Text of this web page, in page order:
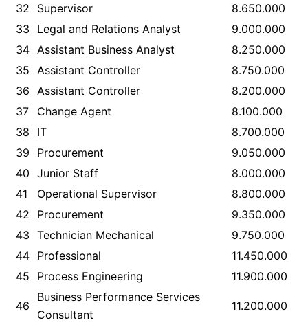
32
Supervisor
8.650.000
33
Legal and Relations Analyst
9.000.000
34 Assistant Business Analyst
8.250.000
35
Assistant Controller
8.750.000
36
Assistant Controller
8.200.000
37
Change Agent
8.100.000
38
IT
8.700.000
39
Procurement
9.050.000
40 Junior Staff
8.000.000
41
Operational Supervisor
8.800.000
42
Procurement
9.350.000
43 Technician Mechanical
9.750.000
44 Professional
11.450.000
45
Process Engineering 11.900.000
46
Business Performance Services
Consultant
11.200.000